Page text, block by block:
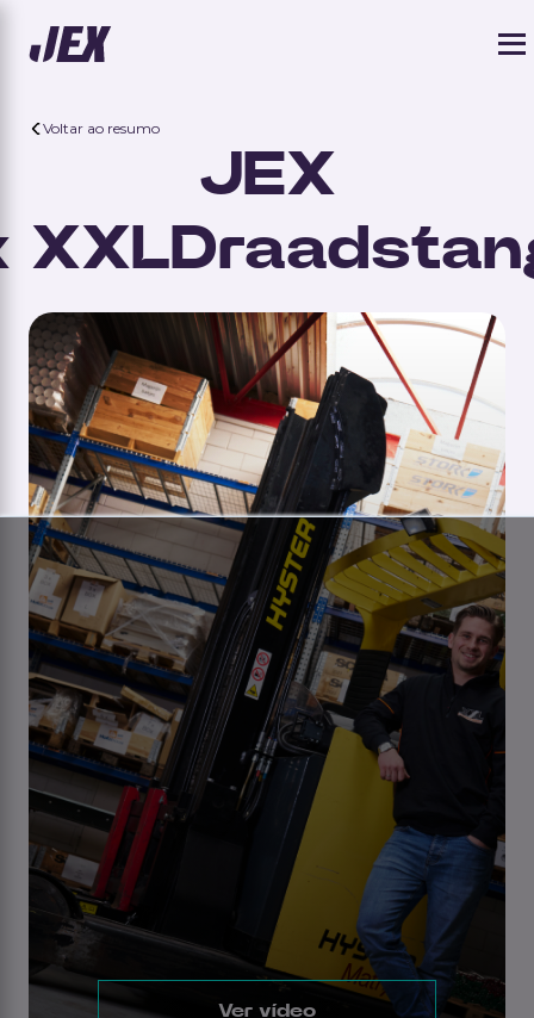
Voltar ao resumo
JEX
Ver vídeo